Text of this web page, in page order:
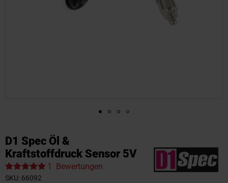
D1 Spec Öl &
Kraftstoffdruck Sensor 5V
1 Bewertungen
SKU 66092
Anfang
der
Bildgalerie
springen